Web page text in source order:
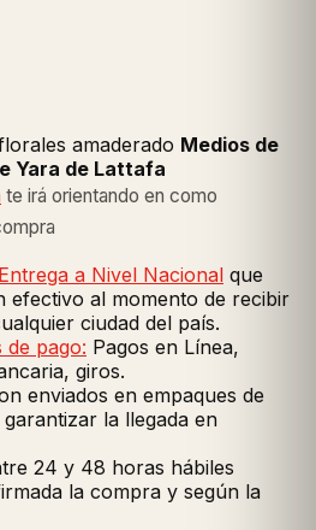
amaderado Medios de
Yara de Lattafa
te irá orientando en como
a Nivel Nacional que
efectivo al momento de recibir
ciudad del país.
de pago: Pagos en Línea,
giros.
enviados en empaques de
la llegada en
24 y 48 horas hábiles
la compra y según la